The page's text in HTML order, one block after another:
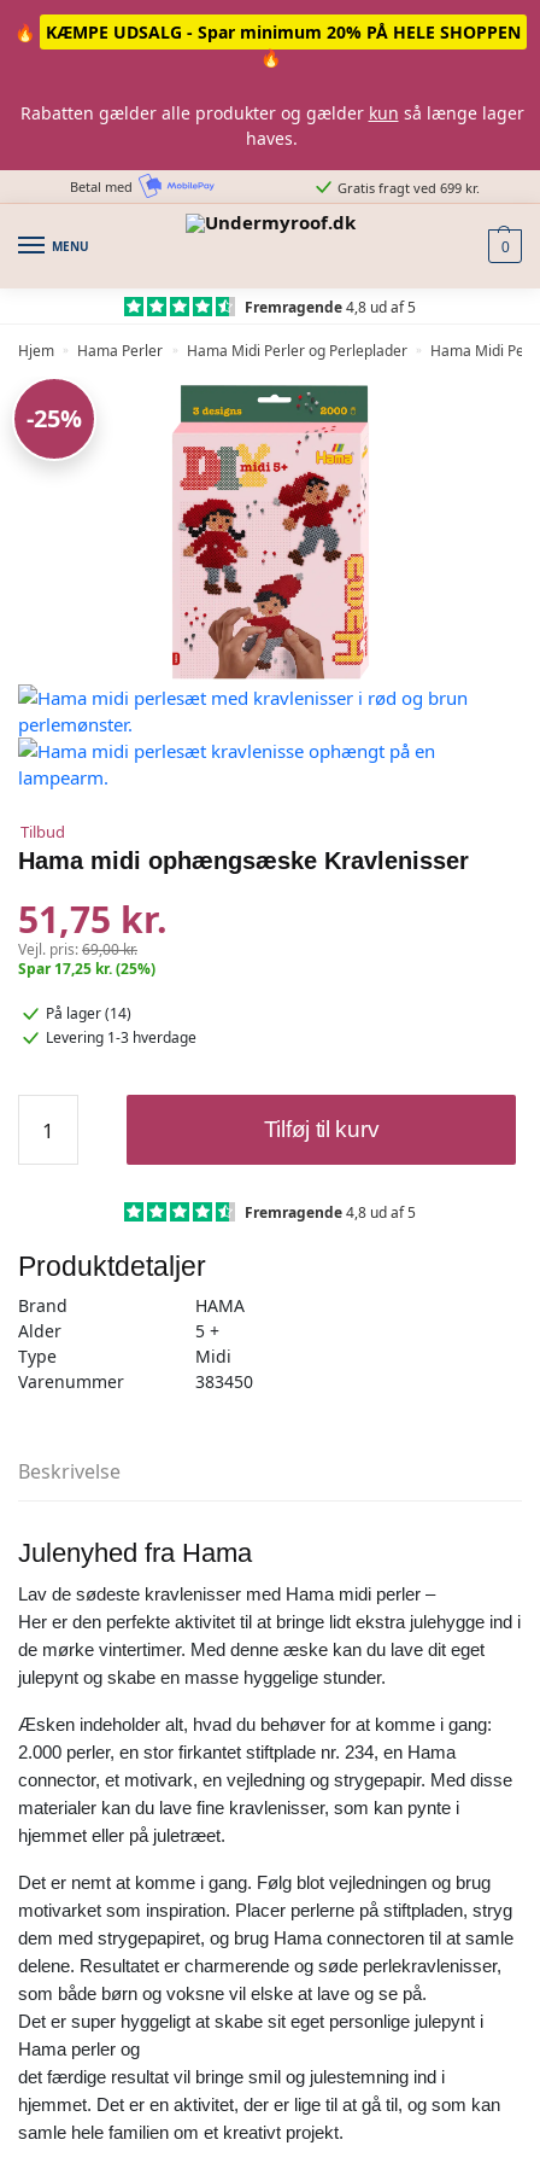
🔥
KÆMPE UDSALG - Spar minimum 20% PÅ HELE SHOPPEN
🔥
Rabatten gælder alle produkter og gælder kun så længe lager
haves.
Betal med Gratis fragt ved 699 kr.
MENU 0
Fremragende4,8 ud af 5
Hjem » Hama Perler » Hama Midi Perler og Perleplader » Hama Midi
-25%
Tilbud
Hama midi ophængsæske Kravlenisser
51,75 kr.
Vejl. pris:69,00 kr.
Spar 17,25 kr. (25%)
På lager (14)
Levering 1-3 hverdage
midi
ophængsæske
Tilføj til kurv
Fremragende4,8 ud af 5
Produktdetaljer
Brand
HAMA
Alder
5 +
Type
Midi
Varenummer
383450
Beskrivelse
Julenyhed fra Hama
Lav de sødeste kravlenisser med Hama midi perler –
Her er den perfekte aktivitet til at bringe lidt ekstra julehygge ind i
de mørke vintertimer. Med denne æske kan du lave dit eget
julepynt og skabe en masse hyggelige stunder.
Æsken indeholder alt, hvad du behøver for at komme i gang:
2.000 perler, en stor firkantet stiftplade nr. 234, en Hama
connector, et motivark, en vejledning og strygepapir. Med disse
materialer kan du lave fine kravlenisser, som kan pynte i
hjemmet eller på juletræet.
Det er nemt at komme i gang. Følg blot vejledningen og brug
motivarket som inspiration. Placer perlerne på stiftpladen, stryg
dem med strygepapiret, og brug Hama connectoren til at samle
delene. Resultatet er charmerende og søde perlekravlenisser,
som både børn og voksne vil elske at lave og se på.
Det er super hyggeligt at skabe sit eget personlige julepynt i
Hama perler og
det færdige resultat vil bringe smil og julestemning ind i
hjemmet. Det er en aktivitet, der er lige til at gå til, og som kan
samle hele familien om et kreativt projekt.